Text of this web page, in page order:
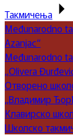
Такмичења
Međunarodno
Azanjac“
Međunarodno
„Olivera
Отворено
„Владимир
Клавирско
Школско